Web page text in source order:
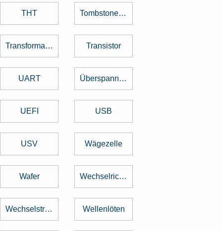
THT Tombstone Effekt
Transformator Transistor
UART Überspannungsschutz
UEFI USB
USV Wägezelle
Wafer Wechselrichter
Wechselstrom Wellenlöten